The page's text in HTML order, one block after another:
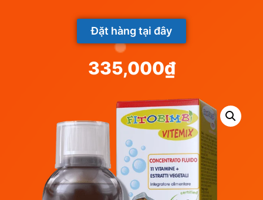
Đặt hàng tại đây
335,000₫